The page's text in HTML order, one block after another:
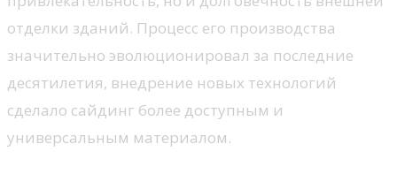
отделки зданий. Процесс его производства
значительно эволюционировал за последние
десятилетия, внедрение новых технологий
сделало сайдинг более доступным и
универсальным материалом.